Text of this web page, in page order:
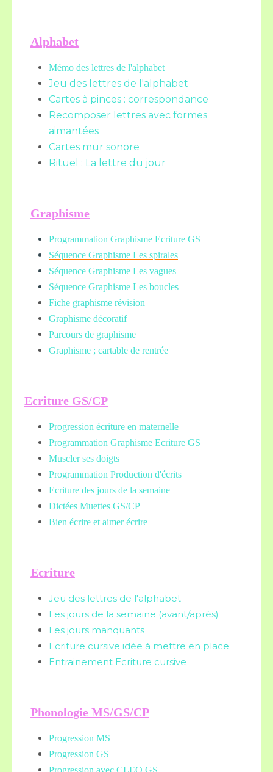
Alphabet
Mémo des lettres de l'alphabet
Jeu des lettres de l'alphabet
Cartes à pinces : correspondance
Recomposer lettres avec formes
aimantées
Cartes mur sonore
Rituel : La lettre du jour
Graphisme
Programmation Graphisme Ecriture GS
Séquence Graphisme Les spirales
Séquence Graphisme Les vagues
Séquence Graphisme Les boucles
Fiche graphisme révision
Graphisme décoratif
Parcours de graphisme
Graphisme ; cartable de rentrée
Ecriture GS/CP
Progression écriture en maternelle
Programmation Graphisme Ecriture GS
Muscler ses doigts
Programmation Production d'écrits
Ecriture des jours de la semaine
Dictées Muettes GS/CP
Bien écrire et aimer écrire
Ecriture
Jeu des lettres de l'alphabet
Les jours de la semaine (avant/après)
Les jours manquants
Ecriture cursive idée à mettre en place
Entrainement Ecriture cursive
Phonologie MS/GS/CP
Progression MS
Progression GS
Progression avec CLEO GS